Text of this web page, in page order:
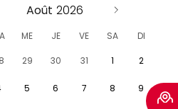
Août
ME JE VE SA DI
29 30 31 1 2
5 6 7 8 9